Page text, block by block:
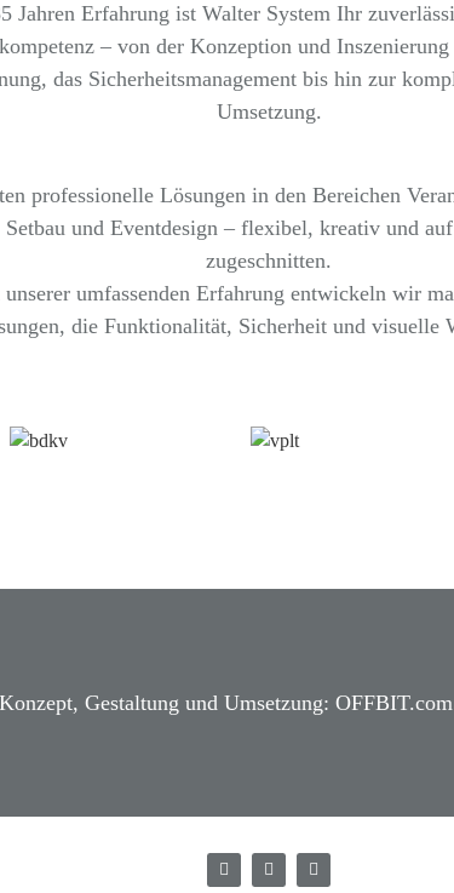
Jahren Erfahrung ist Walter System Ihr
– von der Konzeption und
das Sicherheitsmanagement bis hin zur
Umsetzung.
professionelle Lösungen in den Bereichen
Setbau und Eventdesign – flexibel, kreativ und
zugeschnitten.
umfassenden Erfahrung entwickeln wir
die Funktionalität, Sicherheit und visuelle
Gestaltung und Umsetzung: OFFBIT.com